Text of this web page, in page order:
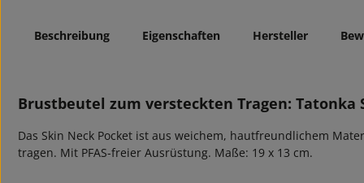
Beschreibung Eigenschaften Hersteller
Brustbeutel zum versteckten Tragen: Tatonka
Das Skin Neck Pocket ist aus weichem, hautfreundlichem
tragen. Mit PFAS-freier Ausrüstung. Maße: 19 x 13 cm.